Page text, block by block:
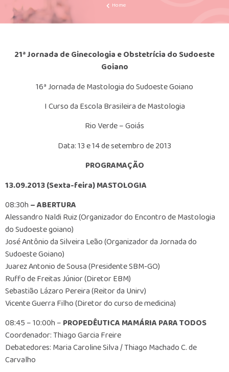
Home
21ª Jornada de Ginecologia e Obstetrícia do Sudoeste
Goiano
16ª Jornada de Mastologia do Sudoeste Goiano
I Curso da Escola Brasileira de Mastologia
Rio Verde – Goiás
Data: 13 e 14 de setembro de 2013
PROGRAMAÇÃO
13.09.2013 (Sexta-feira) MASTOLOGIA
08:30h– ABERTURA
Alessandro Naldi Ruiz (Organizador do Encontro de Mastologia
do Sudoeste goiano)
José Antônio da Silveira Leão (Organizador da Jornada do
Sudoeste Goiano)
Juarez Antonio de Sousa (Presidente SBM-GO)
Ruffo de Freitas Júnior (Diretor EBM)
Sebastião Lázaro Pereira (Reitor da Unirv)
Vicente Guerra Filho (Diretor do curso de medicina)
08:45 – 10:00h –PROPEDÊUTICA MAMÁRIA PARA TODOS
Coordenador: Thiago Garcia Freire
Debatedores: Maria Caroline Silva / Thiago Machado C. de
Carvalho